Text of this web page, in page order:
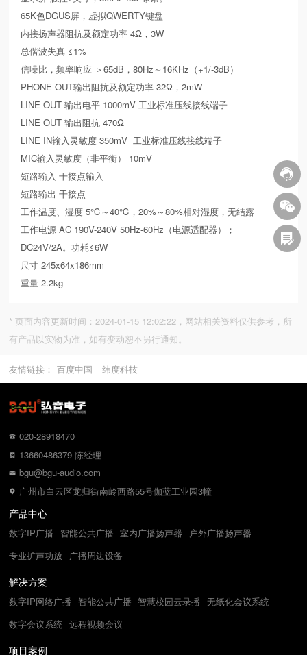
65K色DGUS屏，虚拟QWERTY键盘
内接扬声器阻抗及额定功率 4Ω，3W
总偕波失真 ≤1%
信噪比，频率响应 ＞65dB，80Hz～16KHz（+1/-3dB）
PHONE OUT输出阻抗及额定功率 32Ω，2mW
LINE OUT 输出电平 1000mV 工业标准压线接线端子
LINE OUT 输出阻抗 470Ω
LINE IN输入灵敏度 350mV 工业标准压线接线端子
MIC输入灵敏度（非平衡） 10mV
短路输入 干接点输入
短路输出 干接点
工作温度、湿度 5℃～40℃，20%～80%相对湿度，无结露
工作电源 AC 190V-240V 50Hz-60Hz（电源适配器）；
DC24V/2A。功耗≤6W
尺寸 245x64x186mm
重量 2.2kg
* 页面内容更新时间：2024-01-15 12:02:22，网站相关资料仅供参考，所
有产品以实物为准，如有变动恕不另行通知。
友情链接： 百度中国 纬度科技
020-28918470
13660486379 陈经理
bgu@bgu-audio.com
广州市白云区龙归街南岭西路55号伽蓝工业园3幢
产品中心
数字IP广播 智能公共广播 室内广播扬声器
户外广播扬声器
专业扩声功放
广播周边设备
解决方案
数字IP网络广播 智能公共广播 智慧校园云录播 无纸化会议系统
数字会议系统 远程视频会议
项目案例